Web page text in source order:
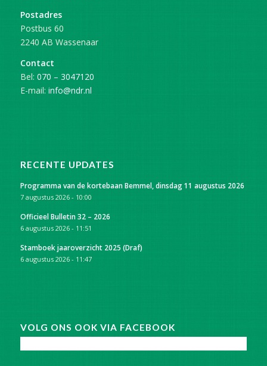
Postadres
Postbus 60
2240 AB Wassenaar
Contact
Bel: 070 – 3047120
E-mail: info@ndr.nl
RECENTE UPDATES
Programma van de kortebaan Bemmel, dinsdag 11 augustus 2026
7 augustus 2026 - 10:00
Officieel Bulletin 32 – 2026
6 augustus 2026 - 11:51
Stamboek jaaroverzicht 2025 (Draf)
6 augustus 2026 - 11:47
VOLG ONS OOK VIA FACEBOOK